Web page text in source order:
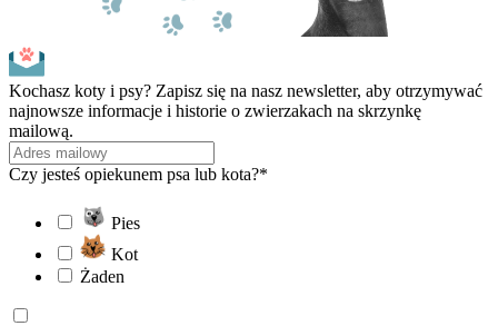
Kochasz koty i psy? Zapisz się na nasz newsletter, aby otrzymywać
najnowsze informacje i historie o zwierzakach na skrzynkę
mailową.
Czy jesteś opiekunem psa lub kota?*
Pies
Kot
Żaden